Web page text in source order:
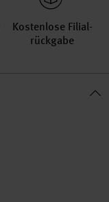
Kosten­lose Filial­
rückgabe